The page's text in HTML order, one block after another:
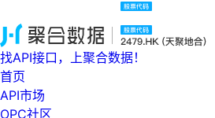
找API接口，上聚合数据！
首页
API市场
OPC社区